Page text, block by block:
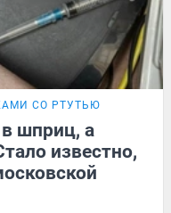
СО РТУТЬЮ
в шприц, а
известно,